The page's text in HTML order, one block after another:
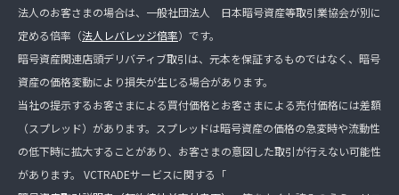
法人のお客さまの場合は、一般社団法人 日本暗号資産等取引業協会が別に
定める倍率（法人レバレッジ倍率）です。
暗号資産関連店頭デリバティブ取引は、元本を保証するものではなく、暗号
資産の価格変動により損失が生じる場合があります。
当社の提示するお客さまによる買付価格とお客さまによる売付価格には差額
（スプレッド）があります。スプレッドは暗号資産の価格の急変時や流動性
の低下時に拡大することがあり、お客さまの意図した取引が行えない可能性
があります。 VCTRADEサービスに関する「